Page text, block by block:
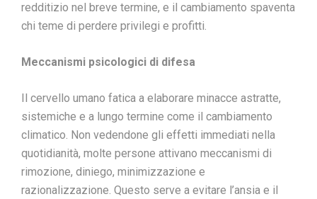
redditizio nel breve termine, e il cambiamento spaventa
chi teme di perdere privilegi e profitti.
Meccanismi psicologici di difesa
Il cervello umano fatica a elaborare minacce astratte,
sistemiche e a lungo termine come il cambiamento
climatico. Non vedendone gli effetti immediati nella
quotidianità, molte persone attivano meccanismi di
rimozione, diniego, minimizzazione e
razionalizzazione. Questo serve a evitare l’ansia e il